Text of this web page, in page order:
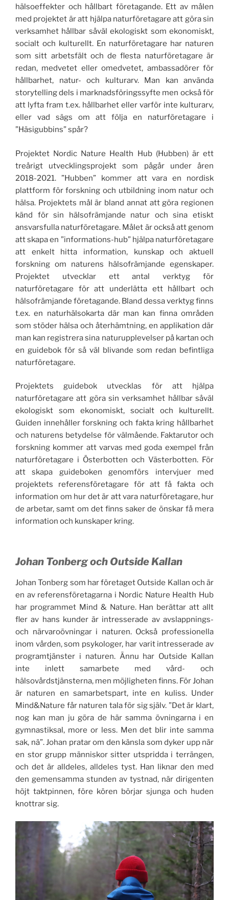
hälsoeffekter och hållbart företagande. Ett av målen
med projektet är att hjälpa naturföretagare att göra sin
verksamhet hållbar såväl ekologiskt som ekonomiskt,
socialt och kulturellt. En naturföretagare har naturen
som sitt arbetsfält och de flesta naturföretagare är
redan, medvetet eller omedvetet, ambassadörer för
hållbarhet, natur- och kulturarv. Man kan använda
storytelling dels i marknadsföringssyfte men också för
att lyfta fram t.ex. hållbarhet eller varför inte kulturarv,
eller vad sägs om att följa en naturföretagare i
”Häsigubbins” spår?
Projektet Nordic Nature Health Hub (Hubben) är ett
treårigt utvecklingsprojekt som pågår under åren
2018-2021. ”Hubben” kommer att vara en nordisk
plattform för forskning och utbildning inom natur och
hälsa. Projektets mål är bland annat att göra regionen
känd för sin hälsofrämjande natur och sina etiskt
ansvarsfulla naturföretagare. Målet är också att genom
att skapa en ”informations-hub” hjälpa naturföretagare
att enkelt hitta information, kunskap och aktuell
forskning om naturens hälsofrämjande egenskaper.
Projektet utvecklar ett antal verktyg för
naturföretagare för att underlätta ett hållbart och
hälsofrämjande företagande. Bland dessa verktyg finns
t.ex. en naturhälsokarta där man kan finna områden
som stöder hälsa och återhämtning, en applikation där
man kan registrera sina naturupplevelser på kartan och
en guidebok för så väl blivande som redan befintliga
naturföretagare.
Projektets guidebok utvecklas för att hjälpa
naturföretagare att göra sin verksamhet hållbar såväl
ekologiskt som ekonomiskt, socialt och kulturellt.
Guiden innehåller forskning och fakta kring hållbarhet
och naturens betydelse för välmående. Faktarutor och
forskning kommer att varvas med goda exempel från
naturföretagare i Österbotten och Västerbotten. För
att skapa guideboken genomförs intervjuer med
projektets referensföretagare för att få fakta och
information om hur det är att vara naturföretagare, hur
de arbetar, samt om det finns saker de önskar få mera
information och kunskaper kring.
Johan Tonberg och Outside Kallan
Johan Tonberg som har företaget Outside Kallan och är
en av referensföretagarna i Nordic Nature Health Hub
har programmet Mind & Nature. Han berättar att allt
fler av hans kunder är intresserade av avslappnings-
och närvaroövningar i naturen. Också professionella
inom vården, som psykologer, har varit intresserade av
programtjänster i naturen. Ännu har Outside Kallan
inte inlett samarbete med vård- och
hälsovårdstjänsterna, men möjligheten finns. För Johan
är naturen en samarbetspart, inte en kuliss. Under
Mind&Nature får naturen tala för sig själv. ”Det är klart,
nog kan man ju göra de här samma övningarna i en
gymnastiksal, more or less. Men det blir inte samma
sak, nä”. Johan pratar om den känsla som dyker upp när
en stor grupp människor sitter utspridda i terrängen,
och det är alldeles, alldeles tyst. Han liknar den med
den gemensamma stunden av tystnad, när dirigenten
höjt taktpinnen, före kören börjar sjunga och huden
knottrar sig.